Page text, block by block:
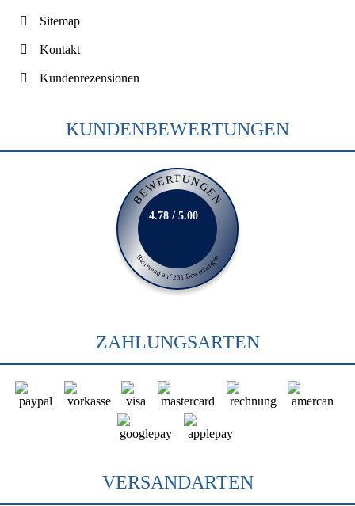
Sitemap
Kontakt
Kundenrezensionen
KUNDENBEWERTUNGEN
BEWERTUNGEN
Basierend auf 231 Bewertungen
4.78 / 5.00
ZAHLUNGSARTEN
VERSANDARTEN